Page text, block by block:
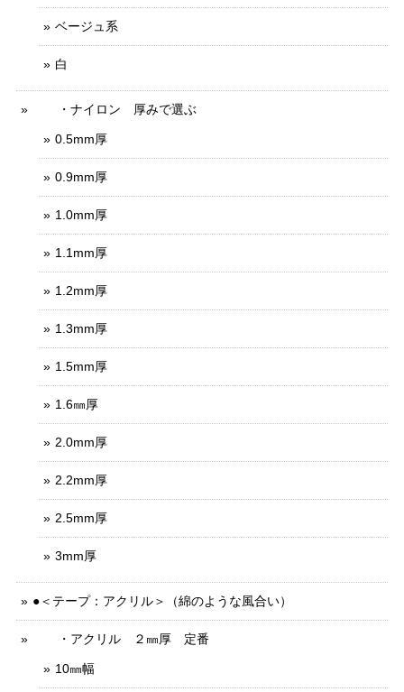
ベージュ系
白
・ナイロン 厚みで選ぶ
0.5mm厚
0.9mm厚
1.0mm厚
1.1mm厚
1.2mm厚
1.3mm厚
1.5mm厚
1.6㎜厚
2.0mm厚
2.2mm厚
2.5mm厚
3mm厚
●＜テープ：アクリル＞（綿のような風合い）
・アクリル ２㎜厚 定番
10㎜幅